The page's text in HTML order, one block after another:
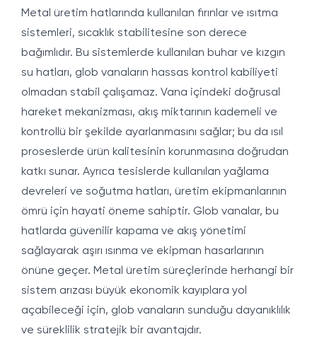
Metal üretim hatlarında kullanılan fırınlar ve ısıtma
sistemleri, sıcaklık stabilitesine son derece
bağımlıdır. Bu sistemlerde kullanılan buhar ve kızgın
su hatları, glob vanaların hassas kontrol kabiliyeti
olmadan stabil çalışamaz. Vana içindeki doğrusal
hareket mekanizması, akış miktarının kademeli ve
kontrollü bir şekilde ayarlanmasını sağlar; bu da ısıl
proseslerde ürün kalitesinin korunmasına doğrudan
katkı sunar. Ayrıca tesislerde kullanılan yağlama
devreleri ve soğutma hatları, üretim ekipmanlarının
ömrü için hayati öneme sahiptir. Glob vanalar, bu
hatlarda güvenilir kapama ve akış yönetimi
sağlayarak aşırı ısınma ve ekipman hasarlarının
önüne geçer. Metal üretim süreçlerinde herhangi bir
sistem arızası büyük ekonomik kayıplara yol
açabileceği için, glob vanaların sunduğu dayanıklılık
ve süreklilik stratejik bir avantajdır.